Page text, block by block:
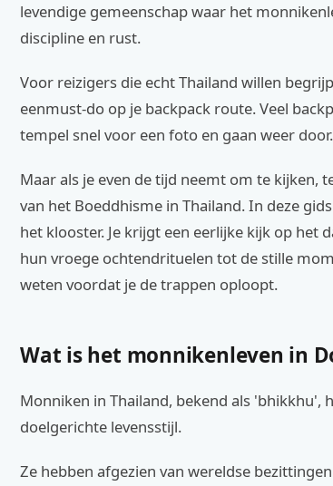
levendige gemeenschap waar het
discipline en rust.
Voor reizigers die echt Thailand willen
eenmust-do op je backpack route. Veel
tempel snel voor een foto en gaan weer door.
Maar als je even de tijd neemt om te kijken,
van het Boeddhisme in Thailand. In deze
het klooster. Je krijgt een eerlijke kijk op het
hun vroege ochtendrituelen tot de stille
weten voordat je de trappen oploopt.
Wat is het monnikenleven in
Monniken in Thailand, bekend als 'bhikkhu',
doelgerichte levensstijl.
Ze hebben afgezien van wereldse